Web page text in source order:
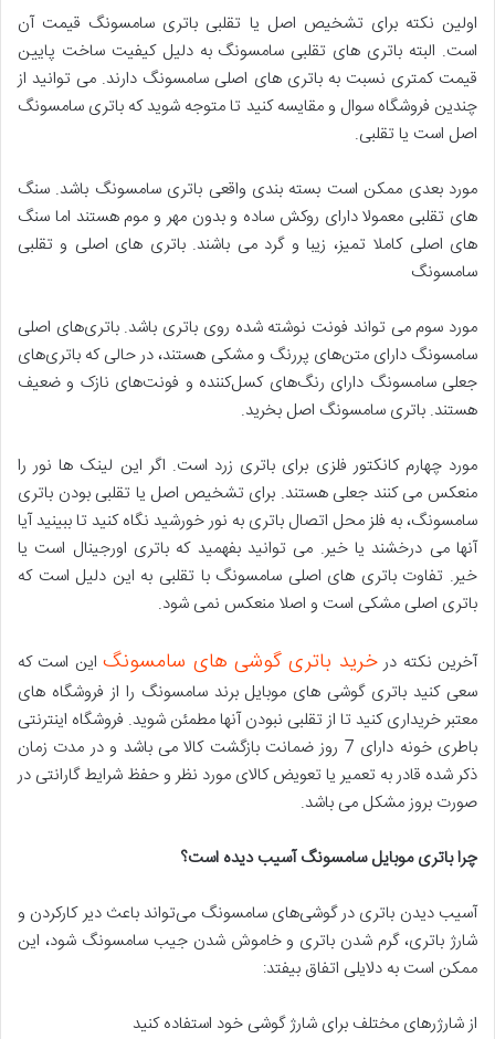
اولین نکته برای تشخیص اصل یا تقلبی باتری سامسونگ قیمت آن
است. البته باتری های تقلبی سامسونگ به دلیل کیفیت ساخت پایین
قیمت کمتری نسبت به باتری های اصلی سامسونگ دارند. می توانید از
چندین فروشگاه سوال و مقایسه کنید تا متوجه شوید که باتری سامسونگ
اصل است یا تقلبی.
مورد بعدی ممکن است بسته بندی واقعی باتری سامسونگ باشد. سنگ
های تقلبی معمولا دارای روکش ساده و بدون مهر و موم هستند اما سنگ
های اصلی کاملا تمیز، زیبا و گرد می باشند. باتری های اصلی و تقلبی
سامسونگ
مورد سوم می تواند فونت نوشته شده روی باتری باشد. باتری‌های اصلی
سامسونگ دارای متن‌های پررنگ و مشکی هستند، در حالی که باتری‌های
جعلی سامسونگ دارای رنگ‌های کسل‌کننده و فونت‌های نازک و ضعیف
هستند. باتری سامسونگ اصل بخرید.
مورد چهارم کانکتور فلزی برای باتری زرد است. اگر این لینک ها نور را
منعکس می کنند جعلی هستند. برای تشخیص اصل یا تقلبی بودن باتری
سامسونگ، به فلز محل اتصال باتری به نور خورشید نگاه کنید تا ببینید آیا
آنها می درخشند یا خیر. می توانید بفهمید که باتری اورجینال است یا
خیر. تفاوت باتری های اصلی سامسونگ با تقلبی به این دلیل است که
باتری اصلی مشکی است و اصلا منعکس نمی شود.
آخرین نکته درخرید باتری گوشی های سامسونگاین است که
سعی کنید باتری گوشی های موبایل برند سامسونگ را از فروشگاه های
معتبر خریداری کنید تا از تقلبی نبودن آنها مطمئن شوید. فروشگاه اینترنتی
باطری خونه دارای 7 روز ضمانت بازگشت کالا می باشد و در مدت زمان
ذکر شده قادر به تعمیر یا تعویض کالای مورد نظر و حفظ شرایط گارانتی در
صورت بروز مشکل می باشد.
چرا باتری موبایل سامسونگ آسیب دیده است؟
آسیب دیدن باتری در گوشی‌های سامسونگ می‌تواند باعث دیر کارکردن و
شارژ باتری، گرم شدن باتری و خاموش شدن جیب سامسونگ شود، این
ممکن است به دلایلی اتفاق بیفتد:
از شارژرهای مختلف برای شارژ گوشی خود استفاده کنید